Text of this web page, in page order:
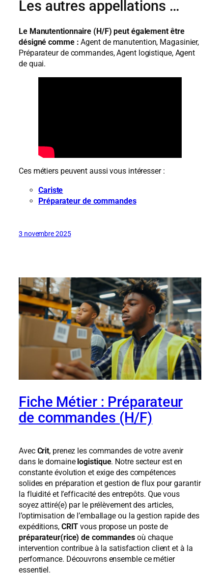
Les autres appellations …
Le Manutentionnaire (H/F) peut également être
désigné comme :Agent de manutention, Magasinier,
Préparateur de commandes, Agent logistique, Agent
de quai.
Ces métiers peuvent aussi vous intéresser :
Cariste
Préparateur de commandes
3 novembre 2025
Fiche Métier : Préparateur
de commandes (H/F)
Avec Crit, prenez les commandes de votre avenir
dans le domaine logistique. Notre secteur est en
constante évolution et exige des compétences
solides en préparation et gestion de flux pour garantir
la fluidité et l’efficacité des entrepôts. Que vous
soyez attiré(e) par le prélèvement des articles,
l’optimisation de l’emballage ou la gestion rapide des
expéditions, CRIT vous propose un poste de
préparateur(rice) de commandes où chaque
intervention contribue à la satisfaction client et à la
performance. Découvrons ensemble ce métier
essentiel.